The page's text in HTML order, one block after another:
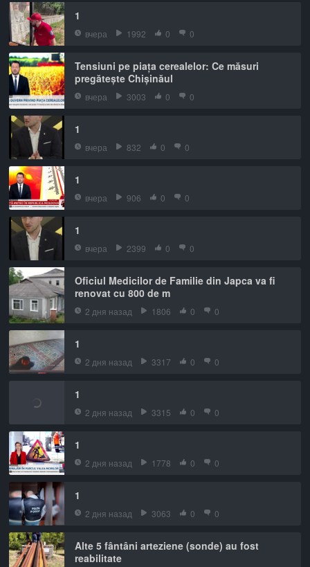
1
вчера 1992 0 0
Tensiuni pe piața cerealelor: Ce măsuri
pregătește Chișinăul
вчера 3003 0 0
1
вчера 832 0 0
1
вчера 906 0 0
1
вчера 2399 0 0
Oficiul Medicilor de Familie din Japca va fi
renovat cu 800 de m
2 дня назад 1806 0 0
1
2 дня назад 3317 0 0
1
2 дня назад 3315 0 0
1
2 дня назад 1778 0 0
1
2 дня назад 3063 0 0
Alte 5 fântâni arteziene (sonde) au fost
reabilitate